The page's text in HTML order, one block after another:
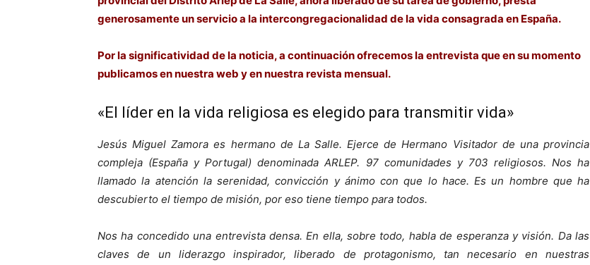
generosamente un servicio a la intercongregacionalidad de la vida consagrada en España.
Por la significatividad de la noticia, a continuación ofrecemos la entrevista que en su momento
publicamos en nuestra web y en nuestra revista mensual.
«El líder en la vida religiosa es elegido para transmitir vida»
Jesús Miguel Zamora es hermano de La Salle. Ejerce de Hermano Visitador de una provincia
compleja (España y Portugal) denominada ARLEP. 97 comunidades y 703 religiosos. Nos ha
llamado la atención la serenidad, convicción y ánimo con que lo hace. Es un hombre que ha
descubierto el tiempo de misión, por eso tiene tiempo para todos.
Nos ha concedido una entrevista densa. En ella, sobre todo, habla de esperanza y visión. Da las
claves de un liderazgo inspirador, liberado de protagonismo, tan necesario en nuestras